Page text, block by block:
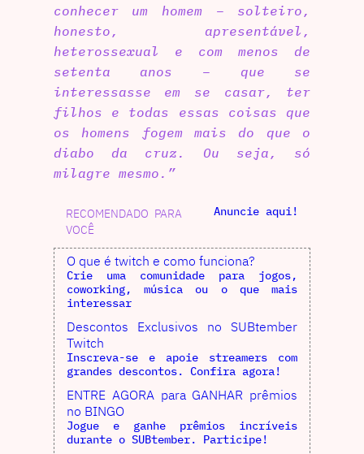
conhecer um homem – solteiro,
honesto, apresentável,
heterossexual e com menos de
setenta anos – que se
interessasse em se casar, ter
filhos e todas essas coisas que
os homens fogem mais do que o
diabo da cruz. Ou seja, só
milagre mesmo.”
RECOMENDADO PARA
VOCÊ
Anuncie aqui!
O que é twitch e como funciona?
Crie uma comunidade para jogos,
coworking, música ou o que mais
interessar
Descontos Exclusivos no SUBtember
Twitch
Inscreva-se e apoie streamers com
grandes descontos. Confira agora!
ENTRE AGORA para GANHAR prêmios
no BINGO
Jogue e ganhe prêmios incríveis
durante o SUBtember. Participe!